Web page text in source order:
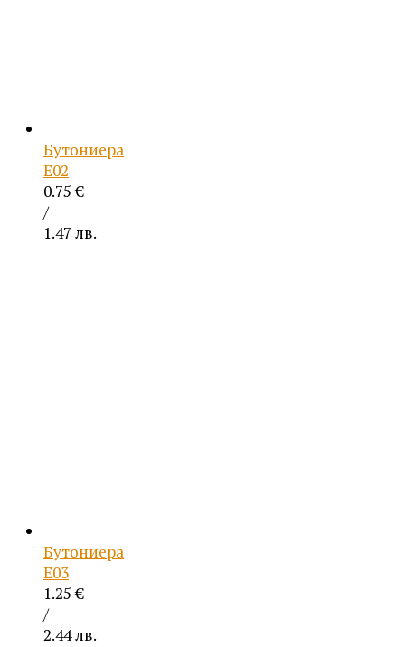
Бутониера
Е02
0.75€
/
1.47 лв.
Бутониера
Е03
1.25€
/
2.44 лв.